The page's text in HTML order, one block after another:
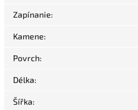
Zapínanie:
Kamene:
Povrch:
Délka:
Šířka: